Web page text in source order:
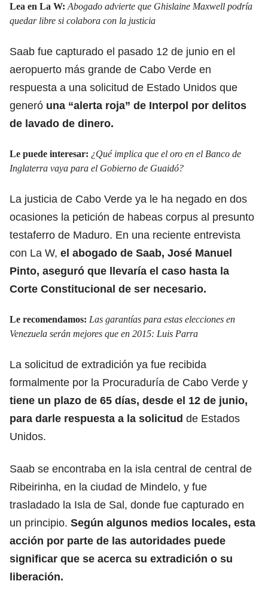
Lea en La W: Abogado advierte que Ghislaine Maxwell podría
quedar libre si colabora con la justicia
Saab fue capturado el pasado 12 de junio en el
aeropuerto más grande de Cabo Verde en
respuesta a una solicitud de Estado Unidos que
generó una “alerta roja” de Interpol por delitos
de lavado de dinero.
Le puede interesar: ¿Qué implica que el oro en el Banco de
Inglaterra vaya para el Gobierno de Guaidó?
La justicia de Cabo Verde ya le ha negado en dos
ocasiones la petición de habeas corpus al presunto
testaferro de Maduro. En una reciente entrevista
con La W, el abogado de Saab, José Manuel
Pinto, aseguró que llevaría el caso hasta la
Corte Constitucional de ser necesario.
Le recomendamos: Las garantías para estas elecciones en
Venezuela serán mejores que en 2015: Luis Parra
La solicitud de extradición ya fue recibida
formalmente por la Procuraduría de Cabo Verde y
tiene un plazo de 65 días, desde el 12 de junio,
para darle respuesta a la solicitud de Estados
Unidos.
Saab se encontraba en la isla central de central de
Ribeirinha, en la ciudad de Mindelo, y fue
trasladado la Isla de Sal, donde fue capturado en
un principio. Según algunos medios locales, esta
acción por parte de las autoridades puede
significar que se acerca su extradición o su
liberación.